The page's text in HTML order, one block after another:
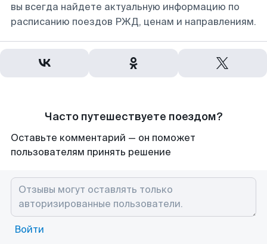
вы всегда найдете актуальную информацию по
расписанию поездов РЖД, ценам и направлениям.
Часто путешествуете поездом?
Оставьте комментарий — он поможет
пользователям принять решение
Войти